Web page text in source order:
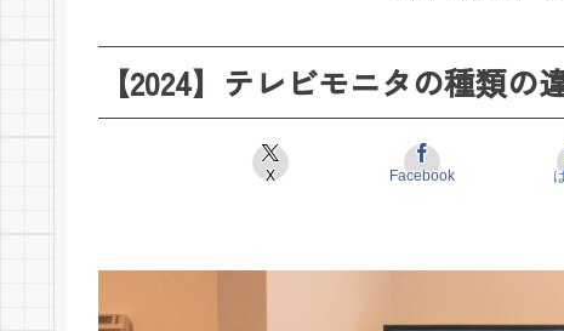
【2024】テレビモニタの種類の
X Facebook